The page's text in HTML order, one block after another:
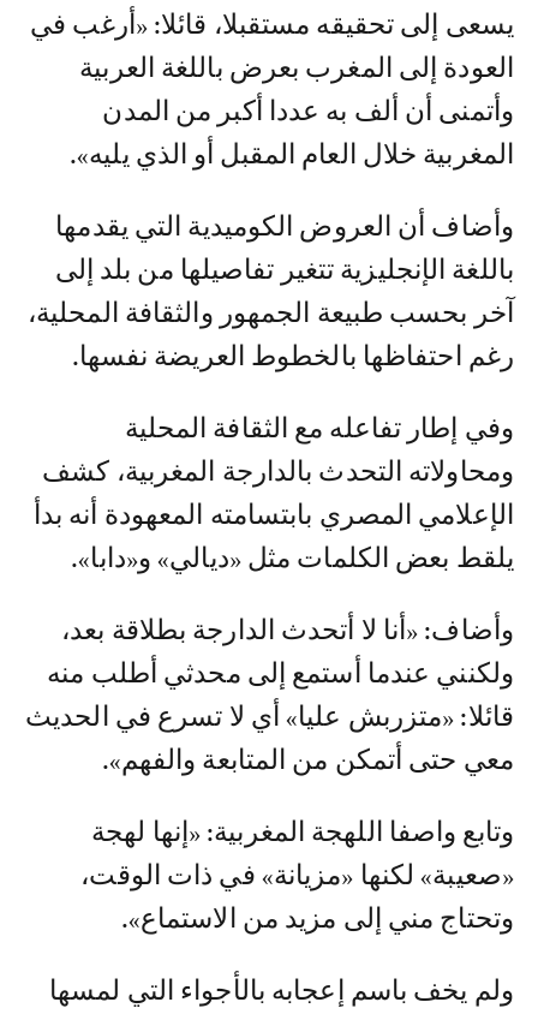
يسعى إلى تحقيقه مستقبلا، قائلا: «أرغب في
العودة إلى المغرب بعرض باللغة العربية
وأتمنى أن ألف به عددا أكبر من المدن
المغربية خلال العام المقبل أو الذي يليه».
وأضاف أن العروض الكوميدية التي يقدمها
باللغة الإنجليزية تتغير تفاصيلها من بلد إلى
آخر بحسب طبيعة الجمهور والثقافة المحلية،
رغم احتفاظها بالخطوط العريضة نفسها.
وفي إطار تفاعله مع الثقافة المحلية
ومحاولاته التحدث بالدارجة المغربية، كشف
الإعلامي المصري بابتسامته المعهودة أنه بدأ
يلقط بعض الكلمات مثل «ديالي» و«دابا».
وأضاف: «أنا لا أتحدث الدارجة بطلاقة بعد،
ولكنني عندما أستمع إلى محدثي أطلب منه
قائلا: «متزربش عليا» أي لا تسرع في الحديث
معي حتى أتمكن من المتابعة والفهم».
وتابع واصفا اللهجة المغربية: «إنها لهجة
«صعيبة» لكنها «مزيانة» في ذات الوقت،
وتحتاج مني إلى مزيد من الاستماع».
ولم يخف باسم إعجابه بالأجواء التي لمسها